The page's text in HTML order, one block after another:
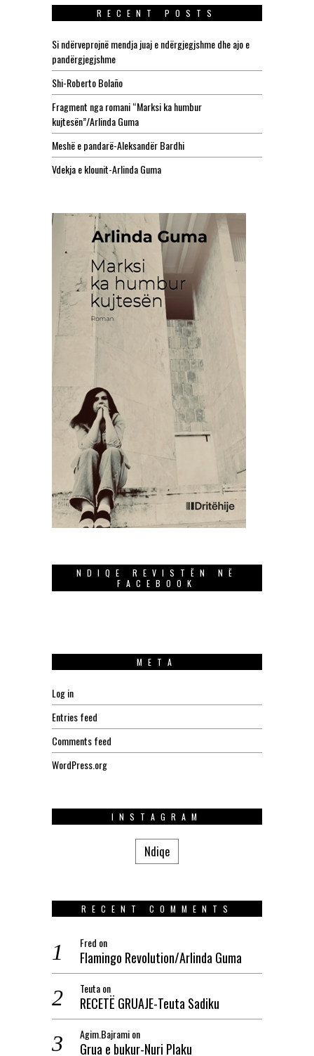
RECENT POSTS
Si ndërveprojnë mendja juaj e ndërgjegjshme dhe ajo e
pandërgjegjshme
Shi-Roberto Bolaño
Fragment nga romani “Marksi ka humbur
kujtesën”/Arlinda Guma
Meshë e pandarë-Aleksandër Bardhi
Vdekja e klounit-Arlinda Guma
NDIQE REVISTËN NË
FACEBOOK
META
Log in
Entries feed
Comments feed
WordPress.org
INSTAGRAM
Ndiqe
RECENT COMMENTS
Fred on
Flamingo Revolution/Arlinda Guma
Teutaon
RECETË GRUAJE-Teuta Sadiku
Agim.Bajramion
Grua e bukur-Nuri Plaku